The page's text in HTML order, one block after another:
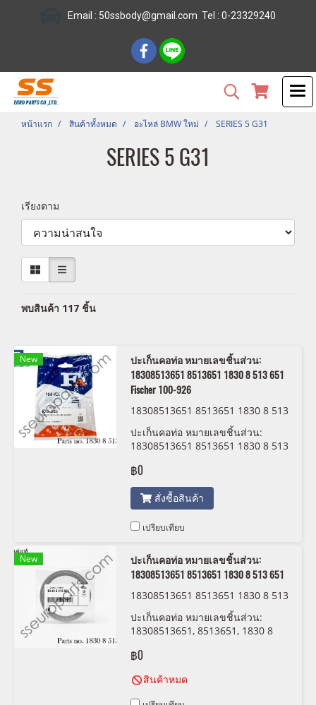
Email : 50ssbody@gmail.com Tel : 0-23329240
หน้าแรก สินค้าทั้งหมด อะไหล่ BMW ใหม่ SERIES 5 G31
SERIES 5 G31
เรียงตาม
พบสินค้า 117 ชิ้น
New
ปะเก็นคอท่อ หมายเลขชิ้นส่วน:
18308513651 8513651 1830 8 513 651
Fischer 100-926
18308513651 8513651 1830 8 513
651 Fischer 100-926
ปะเก็นคอท่อ หมายเลขชิ้นส่วน:
18308513651 8513651 1830 8 513
฿0
สั่งซื้อสินค้า
เปรียบเทียบ
New
ปะเก็นคอท่อ หมายเลขชิ้นส่วน:
18308513651 8513651 1830 8 513 651
18308513651 8513651 1830 8 513
651 BMW/MINI
ปะเก็นคอท่อ หมายเลขชิ้นส่วน:
18308513651, 8513651, 1830 8
฿0
สินค้าหมด